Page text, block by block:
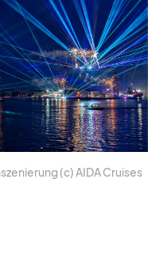
(c) AIDA Crui­ses